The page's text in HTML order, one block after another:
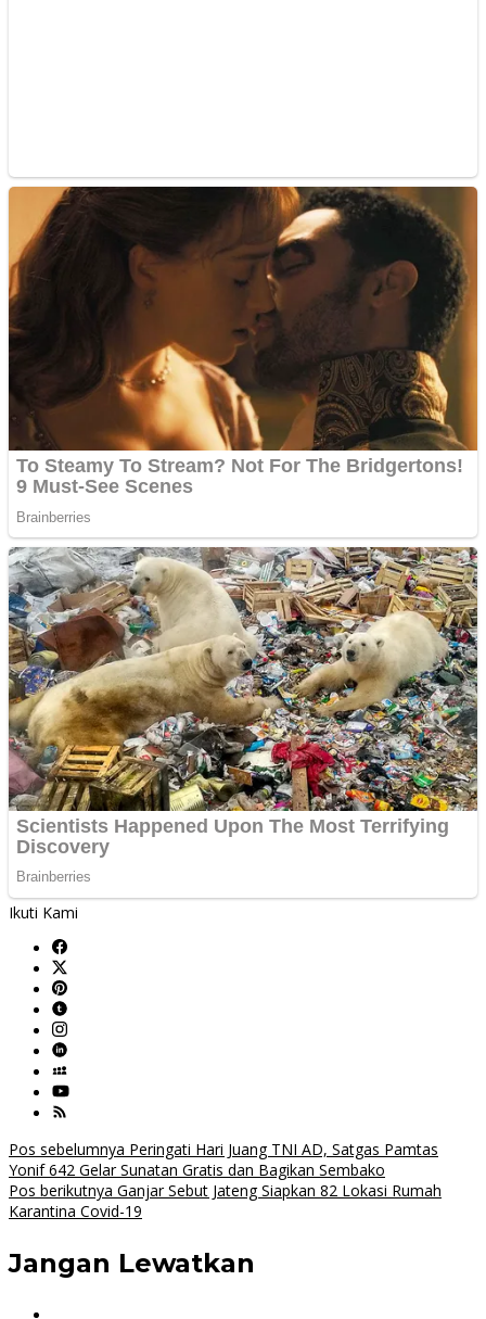
Ikuti Kami
Navigasi
pos
Pos sebelumnya Peringati Hari Juang TNI AD, Satgas Pamtas
Yonif 642 Gelar Sunatan Gratis dan Bagikan Sembako
Pos berikutnya Ganjar Sebut Jateng Siapkan 82 Lokasi Rumah
Karantina Covid-19
Jangan Lewatkan